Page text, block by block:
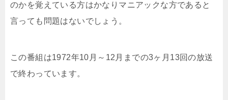
のかを覚えている方はかなりマニアックな方であると
言っても問題はないでしょう。
この番組は1972年10月～12月までの3ヶ月13回の放送
で終わっています。